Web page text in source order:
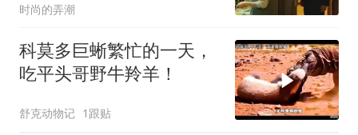
时尚的弄潮
科莫多巨蜥繁忙的一天，
吃平头哥野牛羚羊！
舒克动物记 1跟贴